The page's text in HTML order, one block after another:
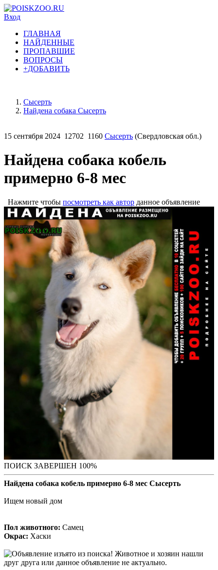
Вход
ГЛАВНАЯ
НАЙДЕННЫЕ
ПРОПАВШИЕ
ВОПРОСЫ
+ДОБАВИТЬ
Сысерть
Найдена собака Сысерть
15 сентября 2024 12702 1160 Сысерть (Свердловская обл.)
Найдена собака кобель
примерно 6-8 мес
Нажмите чтобы посмотреть как автор данное объявление
ПОИСК ЗАВЕРШЕН 100%
Найдена собака кобель примерно 6-8 мес Сысерть
Ищем новый дом
Пол животного: Самец
Окрас: Хаски